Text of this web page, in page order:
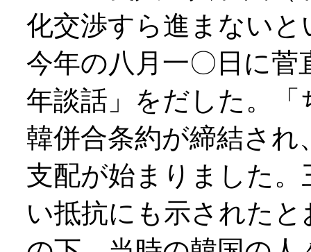
化交渉すら進まない
今年の八月一〇日に菅
年談話」をだした。
韓併合条約が締結さ
支配が始まりました
い抵抗にも示された